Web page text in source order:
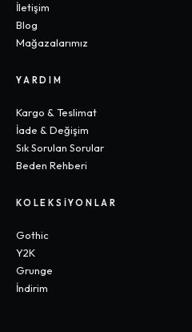
İletişim
Blog
Mağazalarımız
YARDIM
Kargo & Teslimat
İade & Değişim
Sık Sorulan Sorular
Beden Rehberi
KOLEKSIYONLAR
Gothic
Y2K
Grunge
İndirim